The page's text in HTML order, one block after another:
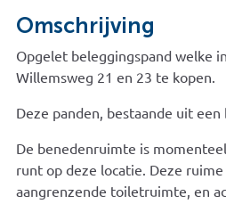
Omschrijving
Opgelet beleggingspand welke
Willemsweg 21 en 23 te kopen.
Deze panden, bestaande uit
De benedenruimte is
runt op deze locatie. Deze
aangrenzende toiletruimte, en